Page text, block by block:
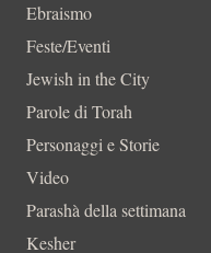
Ebraismo
Feste/Eventi
Jewish in the City
Parole di Torah
Personaggi e Storie
Video
Parashà della settimana
Kesher